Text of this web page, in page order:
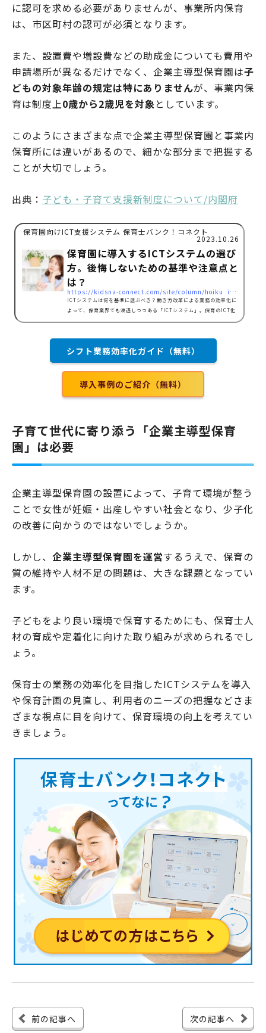
に認可を求める必要がありませんが、事業所内保育
は、市区町村の認可が必須となります。
また、設置費や増設費などの助成金についても費用や
申請場所が異なるだけでなく、企業主導型保育園は子
どもの対象年齢の規定は特にありませんが、事業内保
育は制度上0歳から2歳児を対象としています。
このようにさまざまな点で企業主導型保育園と事業内
保育所には違いがあるので、細かな部分まで把握する
ことが大切でしょう。
出典： 子ども・子育て支援新制度について/内閣府
保育園向けICT支援システム 保育士バンク！コネクト
2023.10.26
保育園に導入するICTシステムの選び
方。後悔しないための基準や注意点と
は？
https://kidsna-connect.com/site/column/hoiku_ict/2106
ICTシステムは何を基準に選ぶべき？働き方改革による業務の効率化に
よって、保育業界でも浸透しつつある「ICTシステム」。保育のICT化
で欠かせないのがICTシステムの導入です。とはいえ、今や保育園や幼
ている機能も多種多様で、どのICTシステムを選べばいいのか迷うこと
でしょう。ICTシステムを選ぶときの基準として、以下のようなポイン
トが挙げられます。ITツールに慣れていない人でも操作できるかサポー
ト体制が整っているか端末のタイプ・デザインが自園に合って…
シフト業務効率化ガイド（無料）
導入事例のご紹介（無料）
子育て世代に寄り添う「企業主導型保育
園」は必要
企業主導型保育園の設置によって、子育て環境が整う
ことで女性が妊娠・出産しやすい社会となり、少子化
の改善に向かうのではないでしょうか。
しかし、 企業主導型保育園を運営するうえで、保育の
質の維持や人材不足の問題は、大きな課題となってい
ます。
子どもをより良い環境で保育するためにも、保育士人
材の育成や定着化に向けた取り組みが求められるでし
ょう。
保育士の業務の効率化を目指したICTシステムを導入
や保育計画の見直し、利用者のニーズの把握などさま
ざまな視点に目を向けて、保育環境の向上を考えてい
きましょう。
前の記事へ 次の記事へ